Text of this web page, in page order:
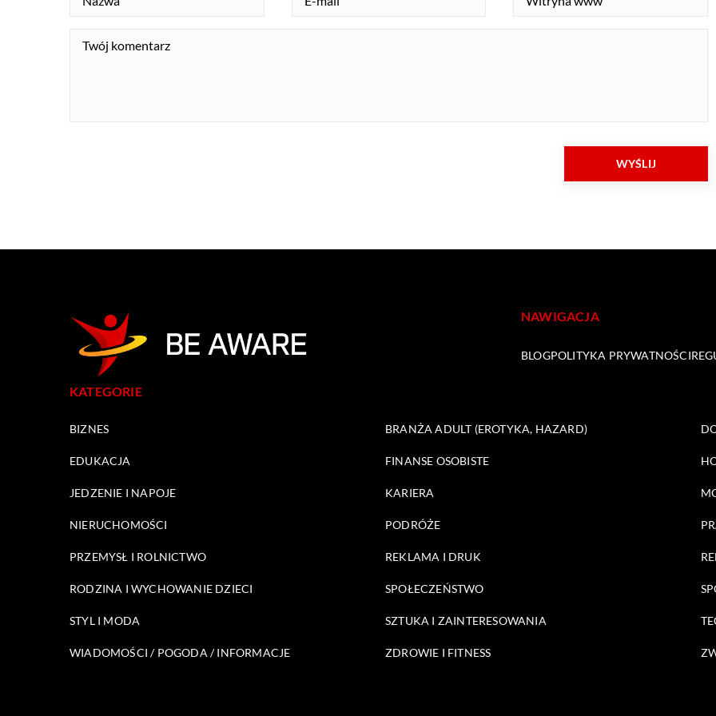
NAWIGACJA
BLOGPOLITYKA PRYWATNOŚCI
KATEGORIE
BIZNES BRANŻA ADULT (EROTYKA, HAZARD)
EDUKACJA FINANSE OSOBISTE
JEDZENIE I NAPOJE KARIERA
NIERUCHOMOŚCI PODRÓŻE
PRZEMYSŁ I ROLNICTWO REKLAMA I DRUK
RODZINA I WYCHOWANIE DZIECI SPOŁECZEŃSTWO
STYL I MODA SZTUKA I ZAINTERESOWANIA
WIADOMOŚCI / POGODA / INFORMACJE ZDROWIE I FITNESS